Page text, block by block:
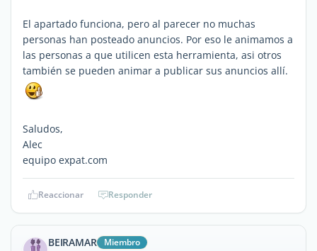
El apartado funciona, pero al parecer no muchas
personas han posteado anuncios. Por eso le animamos a
las personas a que utilicen esta herramienta, asi otros
también se pueden animar a publicar sus anuncios allí.
Saludos,
Alec
equipo expat.com
Reaccionar Responder
BEIRAMAR Miembro